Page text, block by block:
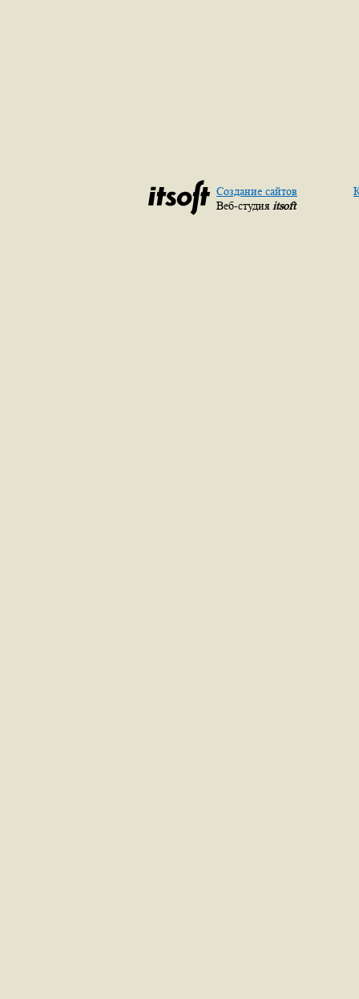
Создание сайтов
Веб-студия itsoft